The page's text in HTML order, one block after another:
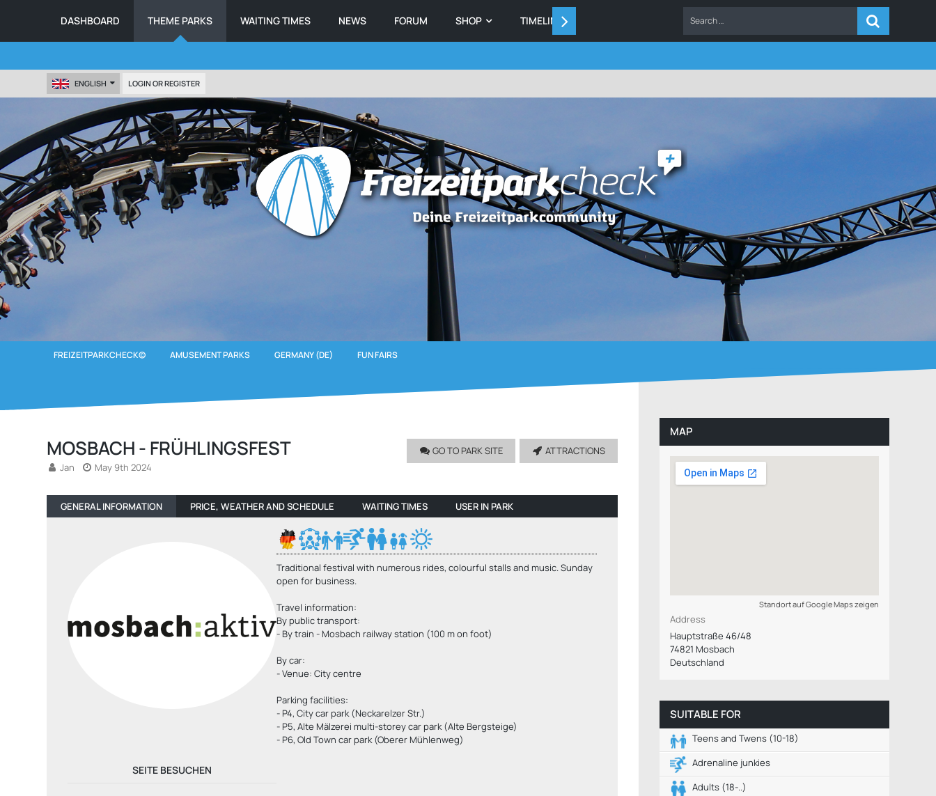
DASHBOARD THEME PARKS WAITING TIMES NEWS FORUM SHOP TIMELINE
ENGLISH LOGIN OR REGISTER
FREIZEITPARKCHECK© AMUSEMENT PARKS GERMANY (DE) FUN FAIRS
MOSBACH - FRÜHLINGSFEST
Jan May 9th 2024
GO TO PARK SITE ATTRACTIONS
GENERAL INFORMATION PRICE, WEATHER AND SCHEDULE WAITING TIMES USER IN PARK
SEITE BESUCHEN
Traditional festival with numerous rides, colourful stalls and music. Sunday
open for business.
Travel information:
By public transport:
- By train - Mosbach railway station (100 m on foot)
By car:
- Venue: City centre
Parking facilities:
- P4, City car park (Neckarelzer Str.)
- P5, Alte Mälzerei multi-storey car park (Alte Bergsteige)
- P6, Old Town car park (Oberer Mühlenweg)
MAP
Standort auf Google Maps zeigen
Address
Hauptstraße 46/48
74821 Mosbach
Deutschland
SUITABLE FOR
Teens and Twens (10-18)
Adrenaline junkies
Adults (18-..)